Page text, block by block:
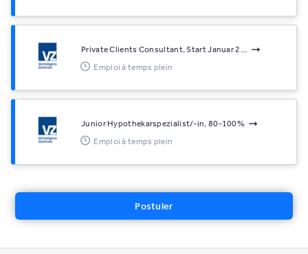
Private Clients Consultant, Start Januar 2...
Emploi à temps plein
Junior Hypothekarspezialist/-in, 80-100%
Emploi à temps plein
Postuler